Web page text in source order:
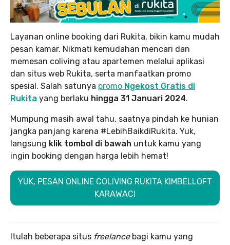
Layanan online booking dari Rukita, bikin kamu mudah
pesan kamar. Nikmati kemudahan mencari dan
memesan coliving atau apartemen melalui aplikasi
dan situs web Rukita, serta manfaatkan promo
spesial. Salah satunya promo Ngekost Gratis di
Rukita yang berlaku hingga 31 Januari 2024.
Mumpung masih awal tahu, saatnya pindah ke hunian
jangka panjang karena #LebihBaikdiRukita. Yuk,
langsung klik tombol di bawah untuk kamu yang
ingin booking dengan harga lebih hemat!
YUK, PESAN ONLINE COLIVING RUKITA KIMBELLOFT
KARAWACI
Itulah beberapa situs freelance bagi kamu yang